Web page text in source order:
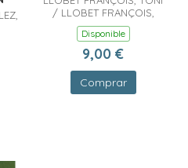
/ LLOBET FRANÇOIS,
TONI
Disponible
9,00 €
Comprar